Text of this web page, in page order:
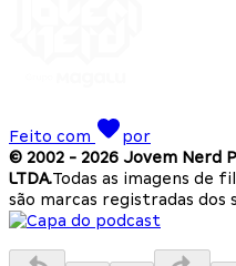
Feito com
por
© 2002 - 2026 Jovem Nerd
LTDA.Todas as imagens de
são marcas registradas